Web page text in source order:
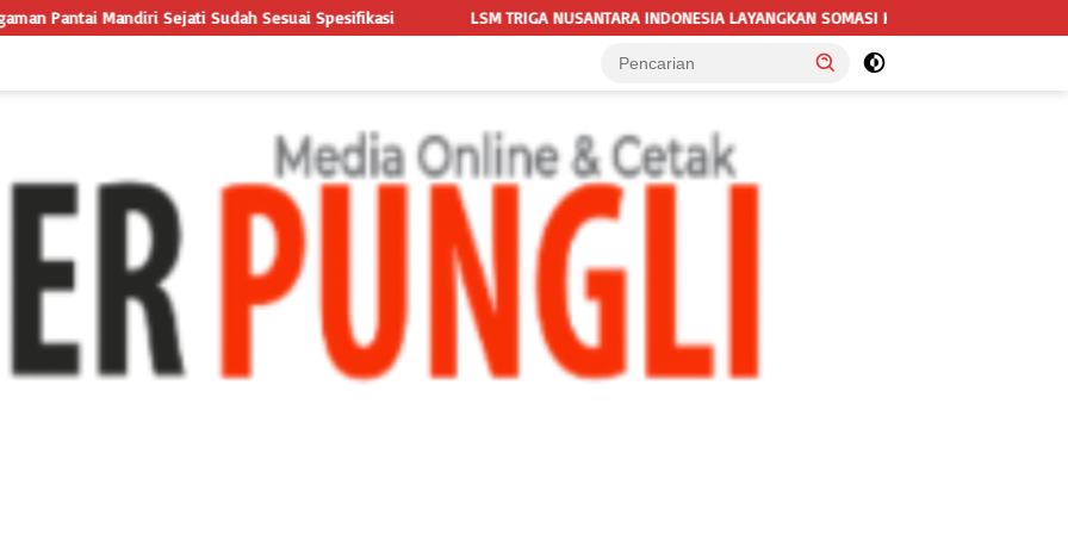
Sesuai Spesifikasi LSM TRIGA NUSANTARA INDONESIA LAYANGKAN SOMASI KEDUA DAN TERAKHIR KEPADA RUTAN KELAS IIB